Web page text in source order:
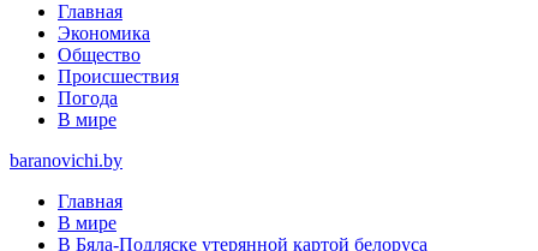
Главная
Экономика
Общество
Происшествия
Погода
В мире
baranovichi.by
Главная
В мире
В Бяла-Подляске утерянной картой белоруса